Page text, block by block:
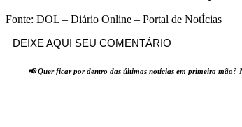
Fonte: DOL – Diário Online – Portal de NotÍcias
DEIXE AQUI SEU COMENTÁRIO
📢 Quer ficar por dentro das últimas notícias em primeira mão?